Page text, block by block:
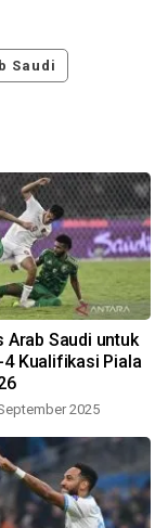
Saudi
Arab Saudi untuk
4 Kualifikasi Piala
2025